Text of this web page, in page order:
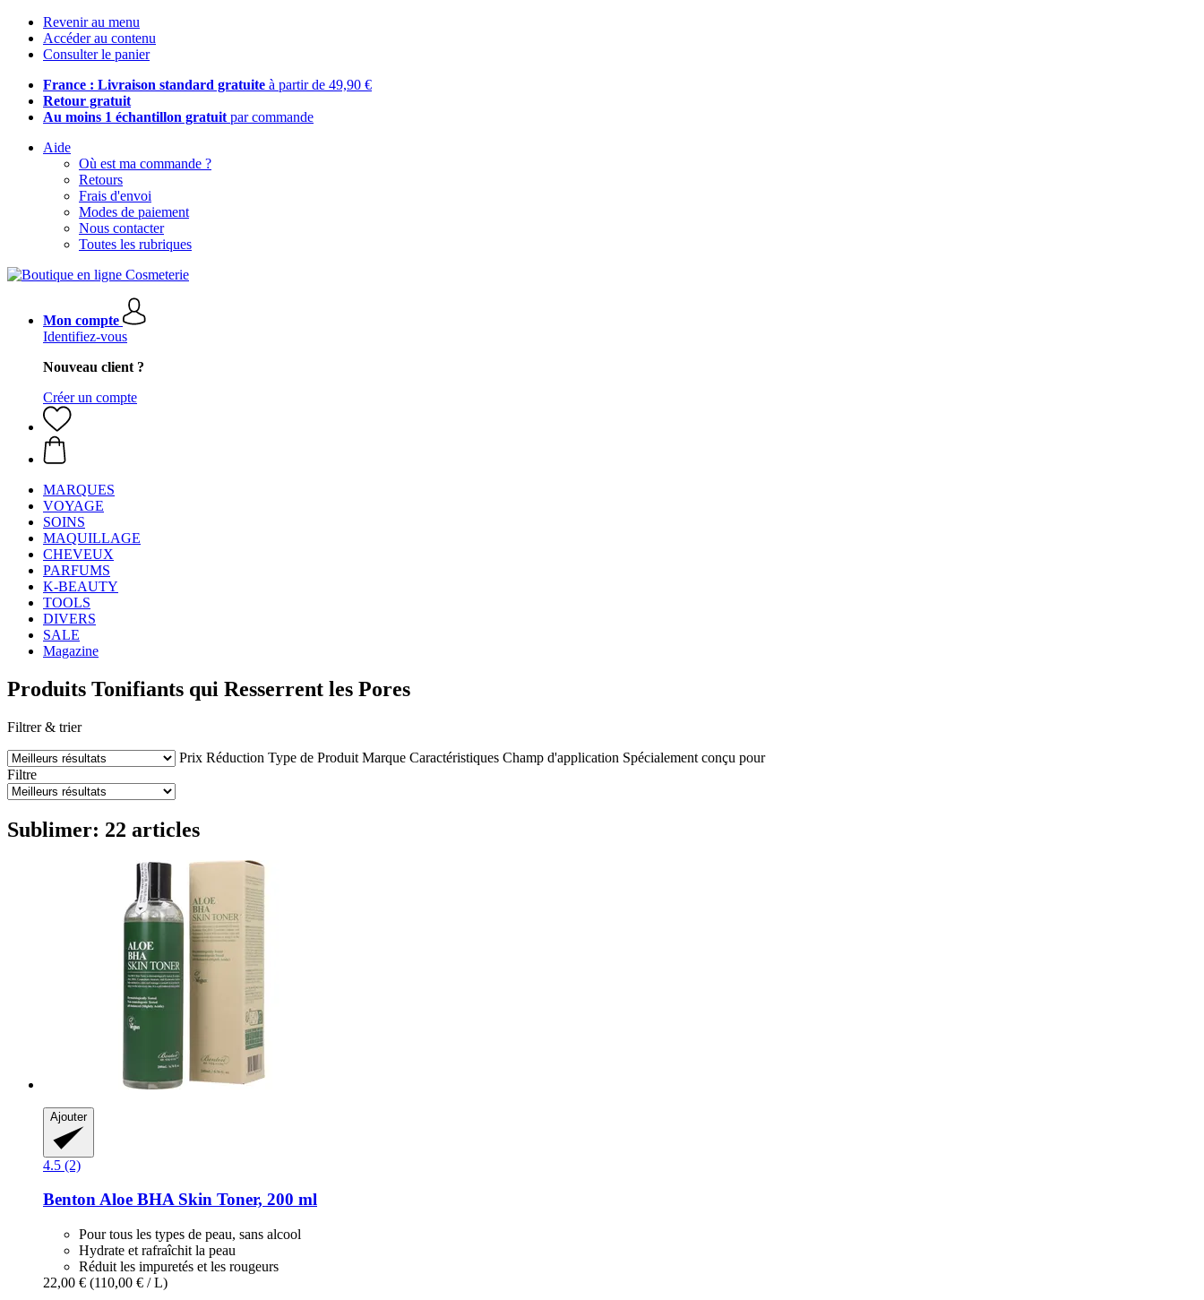
Revenir au menu
Accéder au contenu
Consulter le panier
France : Livraison standard gratuite à partir de 49,90 €
Retour gratuit
Au moins 1 échantillon gratuit par commande
Aide
Où est ma commande ?
Retours
Frais d'envoi
Modes de paiement
Nous contacter
Toutes les rubriques
Mon compte
Identifiez-vous
Nouveau client ?
Créer un compte
MARQUES
VOYAGE
SOINS
MAQUILLAGE
CHEVEUX
PARFUMS
K-BEAUTY
TOOLS
DIVERS
SALE
Magazine
Produits Tonifiants qui Resserrent les Pores
Filtrer & trier
Prix Réduction Type de Produit Marque Caractéristiques Champ d'application Spécialement conçu pour
Filtre
Sublimer: 22 articles
Ajouter
4.5 (2)
BentonAloe BHA Skin Toner, 200 ml
Pour tous les types de peau, sans alcool
Hydrate et rafraîchit la peau
Réduit les impuretés et les rougeurs
22,00 € (110,00 € / L)